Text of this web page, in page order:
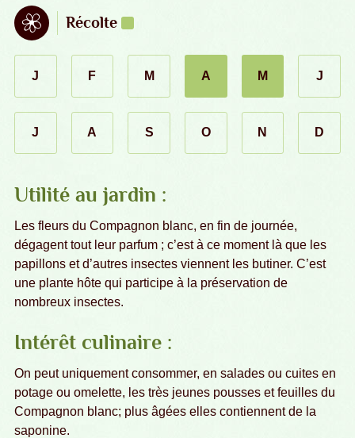
Récolte
J F M A M J
J A S O N D
Utilité au jardin :
Les fleurs du Compagnon blanc, en fin de journée,
dégagent tout leur parfum ; c’est à ce moment là que les
papillons et d’autres insectes viennent les butiner. C’est
une plante hôte qui participe à la préservation de
nombreux insectes.
Intérêt culinaire :
On peut uniquement consommer, en salades ou cuites en
potage ou omelette, les très jeunes pousses et feuilles du
Compagnon blanc; plus âgées elles contiennent de la
saponine.